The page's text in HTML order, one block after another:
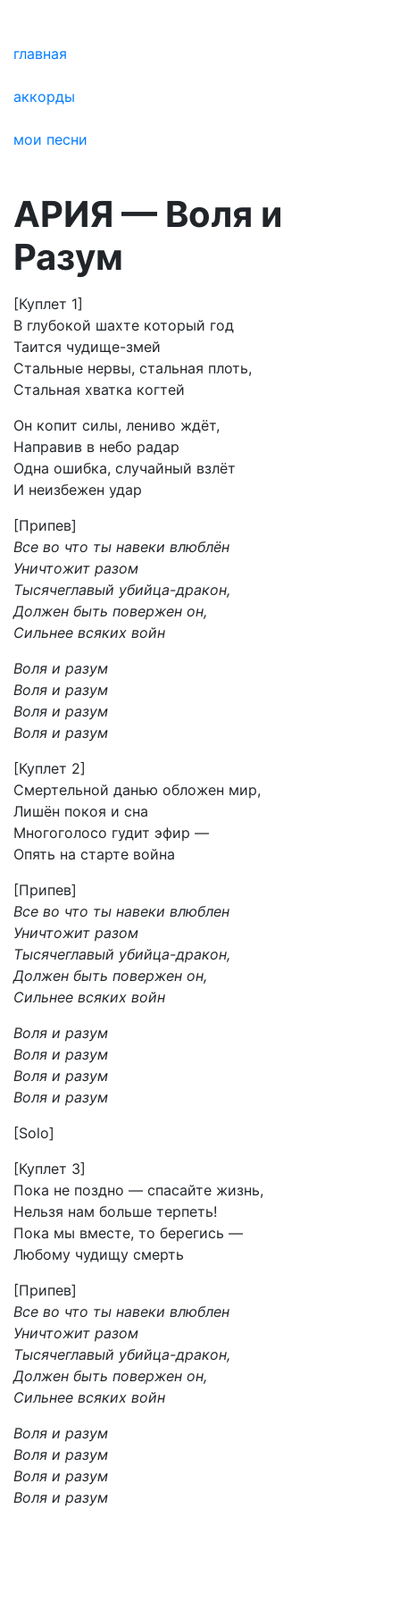
главная
аккорды
мои песни
АРИЯ — Воля и
Разум
[Куплет 1]
В глубокой шахте который год
Таится чудище-змей
Стальные нервы, стальная плоть,
Стальная хватка когтей
Он копит силы, лениво ждёт,
Направив в небо радар
Одна ошибка, случайный взлёт
И неизбежен удар
[Припев]
Все во что ты навеки влюблён
Уничтожит разом
Тысячеглавый убийца-дракон,
Должен быть повержен он,
Сильнее всяких войн
Воля и разум
Воля и разум
Воля и разум
Воля и разум
[Куплет 2]
Смертельной данью обложен мир,
Лишён покоя и сна
Многоголосо гудит эфир —
Опять на старте война
[Припев]
Все во что ты навеки влюблен
Уничтожит разом
Тысячеглавый убийца-дракон,
Должен быть повержен он,
Сильнее всяких войн
Воля и разум
Воля и разум
Воля и разум
Воля и разум
[Solo]
[Куплет 3]
Пока не поздно — спасайте жизнь,
Нельзя нам больше терпеть!
Пока мы вместе, то берегись —
Любому чудищу смерть
[Припев]
Все во что ты навеки влюблен
Уничтожит разом
Тысячеглавый убийца-дракон,
Должен быть повержен он,
Сильнее всяких войн
Воля и разум
Воля и разум
Воля и разум
Воля и разум